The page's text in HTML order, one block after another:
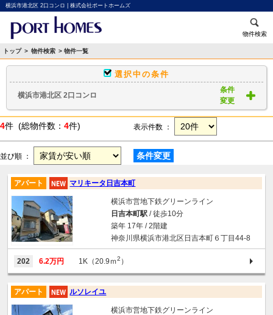
横浜市港北区 2口コンロ | 株式会社ポートホームズ
物件検索
トップ > 物件検索 > 物件一覧
選択中の条件
横浜市港北区 2口コンロ
条件
変更
4件 (総物件数： 4件) 表示件数 ：
並び順 ： 条件変更
アパート マリキータ日吉本町
横浜市営地下鉄グリーンライン
日吉本町駅/ 徒歩10分
築年 17年 / 2階建
神奈川県横浜市港北区日吉本町６丁目44-8
202 6.2万円 1K（20.9ｍ2 ）
アパート ルソレイユ
横浜市営地下鉄グリーンライン